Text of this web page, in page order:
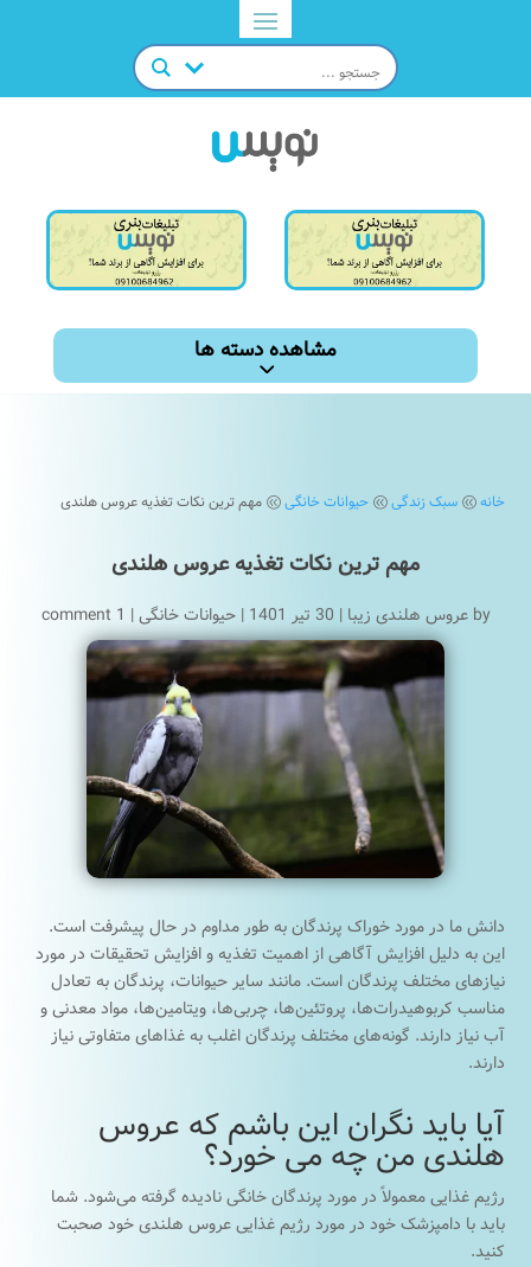
مشاهده دسته ها
خانه @ سبک زندگی @ حیوانات خانگی @ مهم ترین نکات تغذیه عروس هلندی
مهم ترین نکات تغذیه عروس هلندی
by عروس هلندی زیبا | 30 تیر 1401 |حیوانات خانگی|
1 comment
دانش ما در مورد خوراک پرندگان به طور مداوم در حال پیشرفت است.
این به دلیل افزایش آگاهی از اهمیت تغذیه و افزایش تحقیقات در مورد
نیازهای مختلف پرندگان است. مانند سایر حیوانات، پرندگان به تعادل
مناسب کربوهیدرات‌ها، پروتئین‌ها، چربی‌ها، ویتامین‌ها، مواد معدنی و
آب نیاز دارند. گونه‌های مختلف پرندگان اغلب به غذاهای متفاوتی نیاز
دارند.
آیا باید نگران این باشم که عروس
هلندی من چه می خورد؟
رژیم غذایی معمولاً در مورد پرندگان خانگی نادیده گرفته می‌شود. شما
باید با دامپزشک خود در مورد رژیم غذایی عروس هلندی خود صحبت
کنید.